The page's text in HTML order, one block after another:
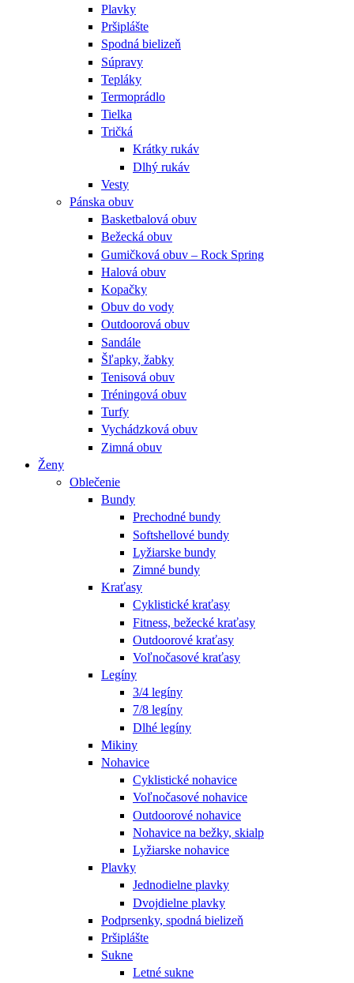
Plavky
Pršiplášte
Spodná bielizeň
Súpravy
Tepláky
Termoprádlo
Tielka
Tričká
Krátky rukáv
Dlhý rukáv
Vesty
Pánska obuv
Basketbalová obuv
Bežecká obuv
Gumičková obuv – Rock Spring
Halová obuv
Kopačky
Obuv do vody
Outdoorová obuv
Sandále
Šľapky, žabky
Tenisová obuv
Tréningová obuv
Turfy
Vychádzková obuv
Zimná obuv
Ženy
Oblečenie
Bundy
Prechodné bundy
Softshellové bundy
Lyžiarske bundy
Zimné bundy
Kraťasy
Cyklistické kraťasy
Fitness, bežecké kraťasy
Outdoorové kraťasy
Voľnočasové kraťasy
Legíny
3/4 legíny
7/8 legíny
Dlhé legíny
Mikiny
Nohavice
Cyklistické nohavice
Voľnočasové nohavice
Outdoorové nohavice
Nohavice na bežky, skialp
Lyžiarske nohavice
Plavky
Jednodielne plavky
Dvojdielne plavky
Podprsenky, spodná bielizeň
Pršiplášte
Sukne
Letné sukne